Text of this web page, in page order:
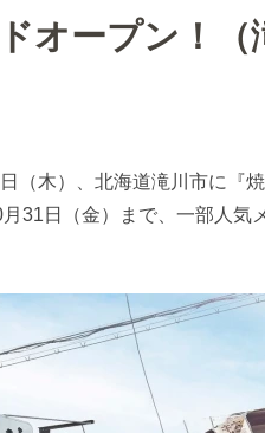
オープン！（
（木）、北海道滝川市に『
31日（金）まで、一部人気